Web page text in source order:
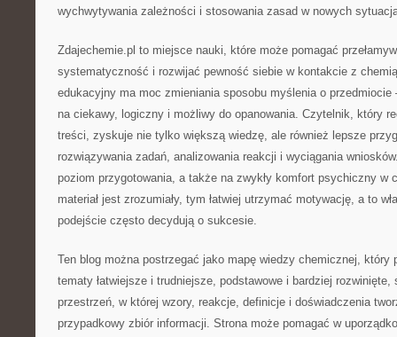
wychwytywania zależności i stosowania zasad w nowych
Zdajechemie.pl to miejsce nauki, które może pomagać
systematyczność i rozwijać pewność siebie w kontakcie z
edukacyjny ma moc zmieniania sposobu myślenia o przedmiocie
na ciekawy, logiczny i możliwy do opanowania. Czytelnik, który
treści, zyskuje nie tylko większą wiedzę, ale również lepsze
rozwiązywania zadań, analizowania reakcji i wyciągania
poziom przygotowania, a także na zwykły komfort psychiczny w
materiał jest zrozumiały, tym łatwiej utrzymać motywację, a to
podejście często decydują o sukcesie.
Ten blog można postrzegać jako mapę wiedzy chemicznej, który
tematy łatwiejsze i trudniejsze, podstawowe i bardziej
przestrzeń, w której wzory, reakcje, definicje i doświadczenia
przypadkowy zbiór informacji. Strona może pomagać w